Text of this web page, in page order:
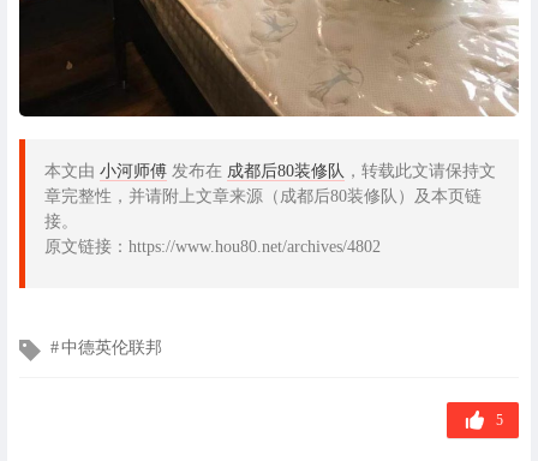
本文由 小河师傅 发布在 成都后80装修队 ，转载此文请保持文
章完整性，并请附上文章来源（成都后80装修队）及本页链
接。
原文链接：https://www.hou80.net/archives/4802
文中德英伦联邦
5